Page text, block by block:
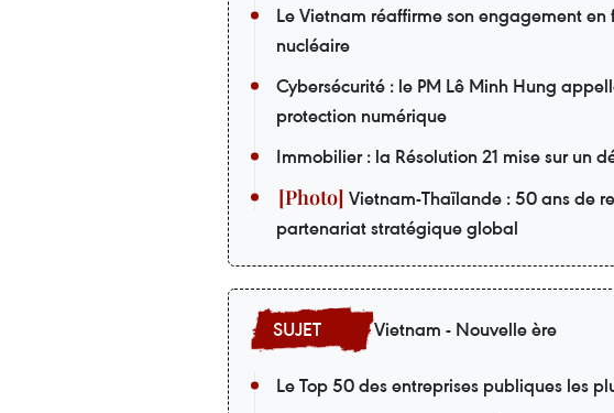
Le Vietnam réaffirme son engagement
nucléaire
Cybersécurité : le PM Lê Minh Hung
protection numérique
Immobilier : la Résolution 21 mise sur un
Vietnam-Thaïlande : 50 ans de
partenariat stratégique global
Vietnam - Nouvelle ère
Le Top 50 des entreprises publiques les